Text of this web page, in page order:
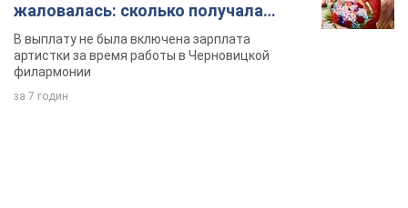
жаловалась: сколько получала
певица
В выплату не была включена зарплата
артистки за время работы в Черновицкой
филармонии
за 7 годин